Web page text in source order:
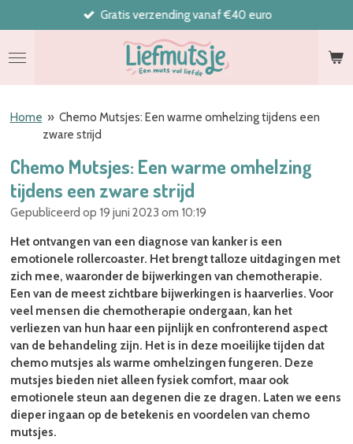
direct
naar
de
hoofdinhoud
Gratis verzending vanaf €40 euro
Home » Chemo Mutsjes: Een warme omhelzing tijdens een
zware strijd
Chemo Mutsjes: Een warme omhelzing
tijdens een zware strijd
Gepubliceerd op 19 juni 2023 om 10:19
Het ontvangen van een diagnose van kanker is een
emotionele rollercoaster. Het brengt talloze uitdagingen met
zich mee, waaronder de bijwerkingen van chemotherapie.
Een van de meest zichtbare bijwerkingen is haarverlies. Voor
veel mensen die chemotherapie ondergaan, kan het
verliezen van hun haar een pijnlijk en confronterend aspect
van de behandeling zijn. Het is in deze moeilijke tijden dat
chemo mutsjes als warme omhelzingen fungeren. Deze
mutsjes bieden niet alleen fysiek comfort, maar ook
emotionele steun aan degenen die ze dragen. Laten we eens
dieper ingaan op de betekenis en voordelen van chemo
mutsjes.